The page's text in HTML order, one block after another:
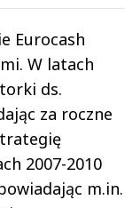
Eurocash
W latach
ds.
za roczne
2007-2010
m.in.